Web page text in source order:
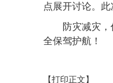
点展开讨论。
防灾减灾
全保驾护航！
【打印正文】